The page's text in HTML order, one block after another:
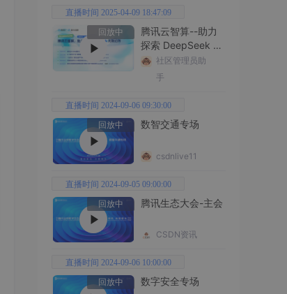
直播时间 2025-04-09 18:47:09
回放中
腾讯云智算--助力
探索 DeepSeek 无
限边界社区管理员助
手
直播时间 2024-09-06 09:30:00
回放中
数智交通专场
csdnlive11
直播时间 2024-09-05 09:00:00
回放中
腾讯生态大会-主会
CSDN资讯
直播时间 2024-09-06 10:00:00
回放中
数字安全专场